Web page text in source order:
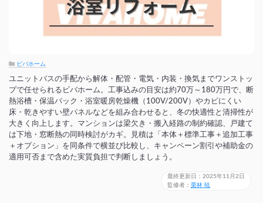
ビバホーム
ユニットバスの手配から解体・配管・電気・内装・換気までワンストッ
プで任せられるビバホーム。工事込みの目安は約70万～180万円で、断
熱浴槽・保温パック・浴室暖房乾燥機（100V/200V）やカビにくい
床・乾きやすい壁パネルなどを組み合わせると、冬の快適性と清掃性が
大きく向上します。マンションは梁欠き・搬入経路の制約確認、戸建て
は下地・窓断熱の同時検討がカギ。見積は「本体＋標準工事＋追加工事
＋オプション」を同条件で横並び比較し、キャンペーン割引や補助金の
適用可否まで含めた実質負担で判断しましょう。
最終更新日：2025年11月2日
監修者： 栗林 暁